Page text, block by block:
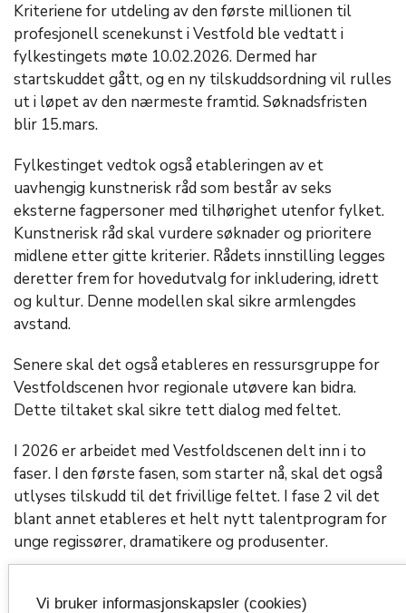
Kriteriene for utdeling av den første millionen til
profesjonell scenekunst i Vestfold ble vedtatt i
fylkestingets møte 10.02.2026. Dermed har
startskuddet gått, og en ny tilskuddsordning vil rulles
ut i løpet av den nærmeste framtid. Søknadsfristen
blir 15.mars.
Fylkestinget vedtok også etableringen av et
uavhengig kunstnerisk råd som består av seks
eksterne fagpersoner med tilhørighet utenfor fylket.
Kunstnerisk råd skal vurdere søknader og prioritere
midlene etter gitte kriterier. Rådets innstilling legges
deretter frem for hovedutvalg for inkludering, idrett
og kultur. Denne modellen skal sikre armlengdes
avstand.
Senere skal det også etableres en ressursgruppe for
Vestfoldscenen hvor regionale utøvere kan bidra.
Dette tiltaket skal sikre tett dialog med feltet.
I 2026 er arbeidet med Vestfoldscenen delt inn i to
faser. I den første fasen, som starter nå, skal det også
utlyses tilskudd til det frivillige feltet. I fase 2 vil det
blant annet etableres et helt nytt talentprogram for
unge regissører, dramatikere og produsenter.
produksjonsmidler for 2027.
Vi bruker informasjonskapsler (cookies)